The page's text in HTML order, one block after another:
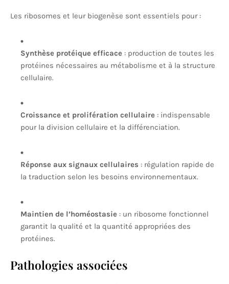
Les ribosomes et leur biogenèse sont essentiels pour :
Synthèse protéique efficace : production de toutes les
protéines nécessaires au métabolisme et à la structure
cellulaire.
Croissance et prolifération cellulaire : indispensable
pour la division cellulaire et la différenciation.
Réponse aux signaux cellulaires : régulation rapide de
la traduction selon les besoins environnementaux.
Maintien de l’homéostasie : un ribosome fonctionnel
garantit la qualité et la quantité appropriées des
protéines.
Pathologies associées